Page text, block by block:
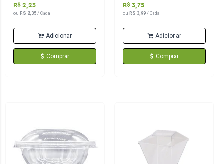
R$ 2,23
ou RS 2,35/ Cada
Adicionar
Comprar
R$ 3,75
ou RS 3,99/ Cada
Adicionar
Comprar